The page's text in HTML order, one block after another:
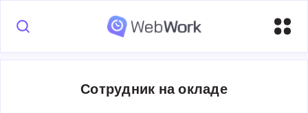
Сотрудник на окладе